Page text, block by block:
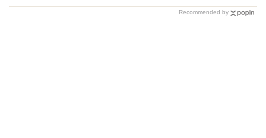
Recommended by